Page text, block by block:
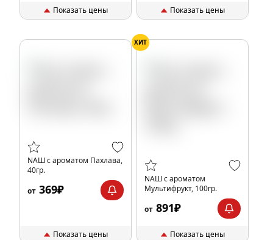
Показать цены Показать цены
NАШ с ароматом Пахлава,
40гр.
от 369₽
Показать цены
ХИТ
NАШ с ароматом
Мультифрукт, 100гр.
от 891₽
Показать цены